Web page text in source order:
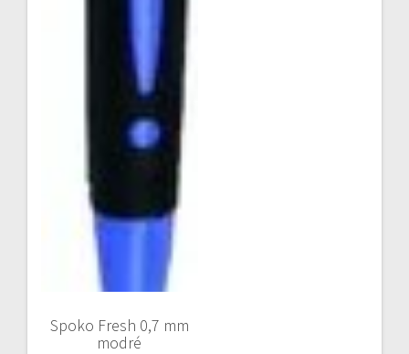
Spoko Fresh 0,7 mm
modré